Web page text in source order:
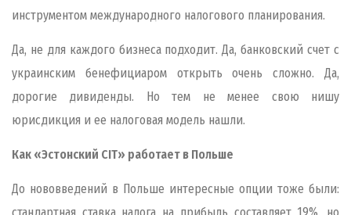
инструментом международного налогового планирования.
Да, не для каждого бизнеса подходит. Да, банковский счет с
украинским бенефициаром открыть очень сложно. Да,
дорогие дивиденды. Но тем не менее свою нишу
юрисдикция и ее налоговая модель нашли.
Как «Эстонский CIT» работает в Польше
До нововведений в Польше интересные опции тоже были: